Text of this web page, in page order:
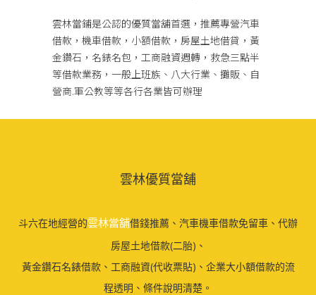
雲林當鋪是公認的優質當舖首選，推薦專營汽車
借款，機車借款，小額借款，房屋土地借貸，黃
金鑽石，名錶名包，工商融資週轉，救急三點半
等借款業務，一般上班族、八大行業、攤販、自
營商.軍公教等等各行各業皆可辦理
雲林優質當舖
斗六在地經營的雲林當舖借錢推薦、汽車機車借款免留車、代辦
房屋土地借款(二胎)、
黃金鑽石名錶借款、工商融資(代收票貼)、企業大小額借款的流
程透明、條件說明清楚。